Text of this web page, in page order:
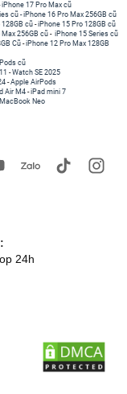
iPhone 17 Pro Max cũ
cũ - iPhone 16 Pro Max 256GB cũ
128GB cũ -iPhone 15 Pro 128GB cũ
256GB cũ- iPhone 15 Series cũ
Cũ -iPhone 12 Pro Max 128GB
cũ
-Watch SE 2025
-Apple AirPods
Air M4-iPad mini 7
MacBook Neo
24h